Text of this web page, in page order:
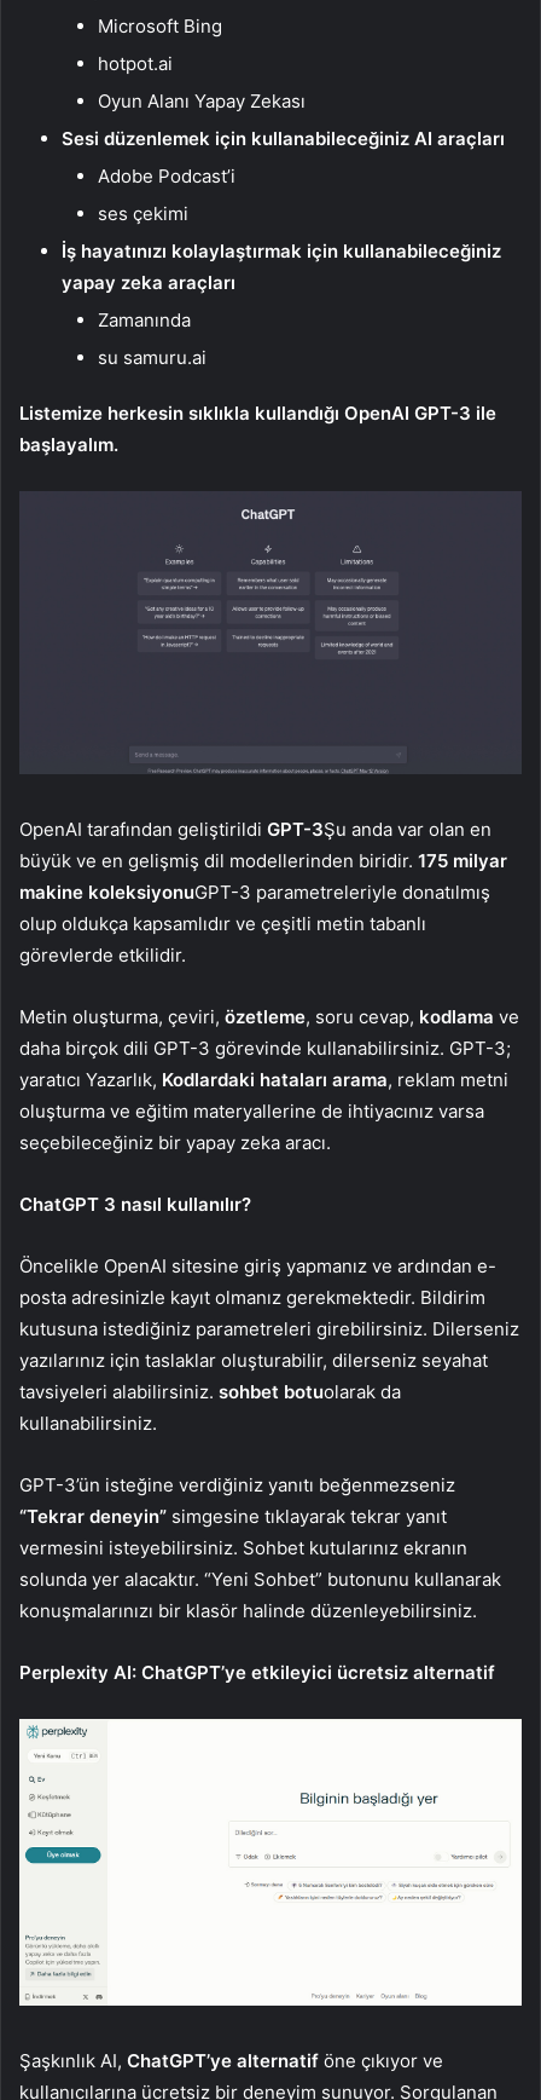
Microsoft Bing
hotpot.ai
Oyun Alanı Yapay Zekası
Sesi düzenlemek için kullanabileceğiniz AI araçları
Adobe Podcast’i
ses çekimi
İş hayatınızı kolaylaştırmak için kullanabileceğiniz
yapay zeka araçları
Zamanında
su samuru.ai
Listemize herkesin sıklıkla kullandığı OpenAI GPT-3 ile
başlayalım.
OpenAI tarafından geliştirildi GPT-3Şu anda var olan en
büyük ve en gelişmiş dil modellerinden biridir. 175 milyar
makine koleksiyonuGPT-3 parametreleriyle donatılmış
olup oldukça kapsamlıdır ve çeşitli metin tabanlı
görevlerde etkilidir.
Metin oluşturma, çeviri, özetleme, soru cevap, kodlama ve
daha birçok dili GPT-3 görevinde kullanabilirsiniz. GPT-3;
yaratıcı Yazarlık, Kodlardaki hataları arama, reklam metni
oluşturma ve eğitim materyallerine de ihtiyacınız varsa
seçebileceğiniz bir yapay zeka aracı.
ChatGPT 3 nasıl kullanılır?
Öncelikle OpenAI sitesine giriş yapmanız ve ardından e-
posta adresinizle kayıt olmanız gerekmektedir. Bildirim
kutusuna istediğiniz parametreleri girebilirsiniz. Dilerseniz
yazılarınız için taslaklar oluşturabilir, dilerseniz seyahat
tavsiyeleri alabilirsiniz. sohbet botuolarak da
kullanabilirsiniz.
GPT-3’ün isteğine verdiğiniz yanıtı beğenmezseniz
“Tekrar deneyin” simgesine tıklayarak tekrar yanıt
vermesini isteyebilirsiniz. Sohbet kutularınız ekranın
solunda yer alacaktır. “Yeni Sohbet” butonunu kullanarak
konuşmalarınızı bir klasör halinde düzenleyebilirsiniz.
Perplexity AI: ChatGPT’ye etkileyici ücretsiz alternatif
Şaşkınlık AI, ChatGPT’ye alternatif öne çıkıyor ve
kullanıcılarına ücretsiz bir deneyim sunuyor. Sorgulanan